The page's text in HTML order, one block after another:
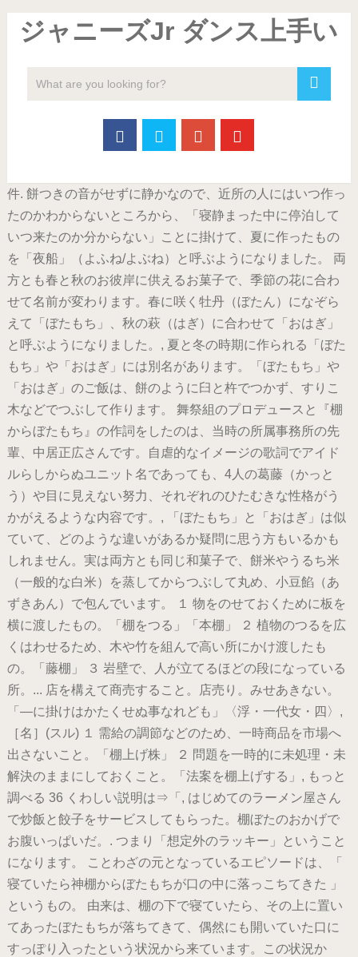
ジャニーズJr ダンス上手い
件. 餅つきの音がせずに静かなので、近所の人にはいつ作っ
たのかわからないところから、「寝静まった中に停泊して
いつ来たのか分からない」ことに掛けて、夏に作ったもの
を「夜船」（よふね/よぶね）と呼ぶようになりました。 両
方とも春と秋のお彼岸に供えるお菓子で、季節の花に合わ
せて名前が変わります。春に咲く牡丹（ぼたん）になぞら
えて「ぼたもち」、秋の萩（はぎ）に合わせて「おはぎ」
と呼ぶようになりました。, 夏と冬の時期に作られる「ぼた
もち」や「おはぎ」には別名があります。「ぼたもち」や
「おはぎ」のご飯は、餅のように臼と杵でつかず、すりこ
木などでつぶして作ります。 舞祭組のプロデュースと『棚
からぼたもち』の作詞をしたのは、当時の所属事務所の先
輩、中居正広さんです。自虐的なイメージの歌詞でアイド
ルらしからぬユニット名であっても、4人の葛藤（かっと
う）や目に見えない努力、それぞれのひたむきな性格がう
かがえるような内容です。, 「ぼたもち」と「おはぎ」は似
ていて、どのような違いがあるか疑問に思う方もいるかも
しれません。実は両方とも同じ和菓子で、餅米やうるち米
（一般的な白米）を蒸してからつぶして丸め、小豆餡（あ
ずきあん）で包んでいます。 １ 物をのせておくために板を
横に渡したもの。「棚をつる」「本棚」 ２ 植物のつるを広
くはわせるため、木や竹を組んで高い所にかけ渡したも
の。「藤棚」 ３ 岩壁で、人が立てるほどの段になっている
所。... 店を構えて商売すること。店売り。みせあきない。
「―に掛けはかたくせぬ事なれども」〈浮・一代女・四〉,
［名］(スル) １ 需給の調節などのため、一時商品を市場へ
出さないこと。「棚上げ株」 ２ 問題を一時的に未処理・未
解決のままにしておくこと。「法案を棚上げする」, もっと
調べる 36 くわしい説明は⇒「, はじめてのラーメン屋さん
で炒飯と餃子をサービスしてもらった。棚ぼたのおかげで
お腹いっぱいだ。. つまり「想定外のラッキー」ということ
になります。 ことわざの元となっているエピソードは、「
寝ていたら神棚からぼたもちが口の中に落っこちてきた 」
というもの。 由来は、棚の下で寝ていたら、その上に置い
てあったぼたもちが落ちてきて、偶然にも開いていた口に
すっぽり入ったという状況から来ています。この状況か